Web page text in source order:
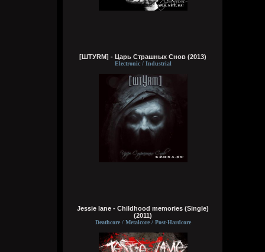
вот шок и оксимирон ахуееный батл.
Вчера в 17:59:12
Ну лежит, то и упало
пересматриваю баттлы. ведь
Вчера в 16:16:37
[ШТУRМ] - Царь Страшных Снов (2013)
Electronic / Industrial
Jessie lane - Childhood memories (Single)
(2011)
Deathcore / Metalcore / Post-Hardcore